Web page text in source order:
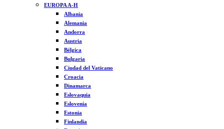
EUROPA A-H
Albania
Alemania
Andorra
Austria
Bélgica
Bulgaria
Ciudad del Vaticano
Croacia
Dinamarca
Eslovaquia
Eslovenia
Estonia
Finlandia